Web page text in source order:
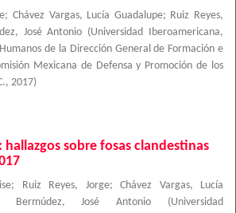
; Chávez Vargas, Lucía Guadalupe;
Ruiz Reyes,
José Antonio (Universidad Iberoamericana,
de la Dirección General de Formación e
Mexicana de Defensa y Promoción de los
, 2017)
sobre fosas clandestinas
; Ruiz Reyes, Jorge; Chávez Vargas, Lucía
Bermúdez, José Antonio (Universidad